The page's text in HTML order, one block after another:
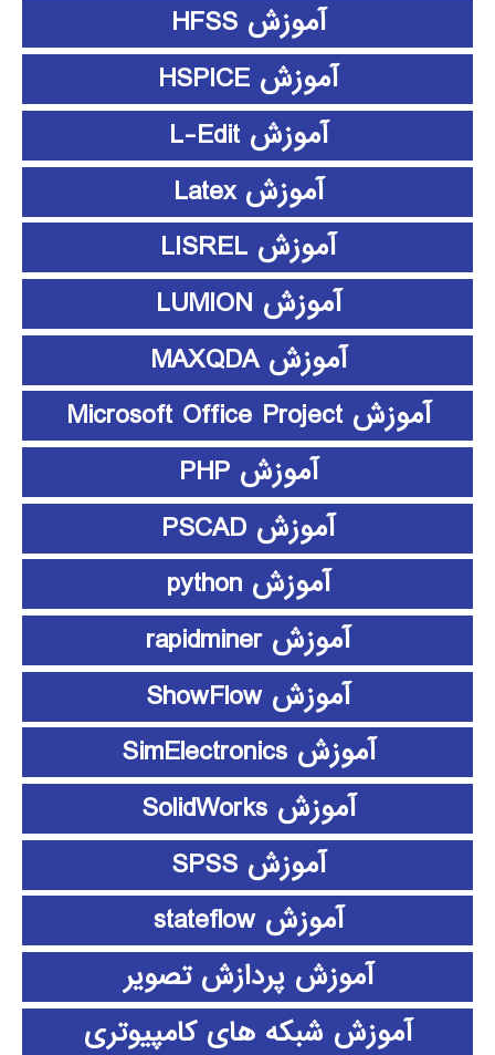
آموزش HFSS
آموزش HSPICE
آموزش L-Edit
آموزش Latex
آموزش LISREL
آموزش LUMION
آموزش MAXQDA
آموزش Microsoft Office Project
آموزش PHP
آموزش PSCAD
آموزش python
آموزش rapidminer
آموزش ShowFlow
آموزش SimElectronics
آموزش SolidWorks
آموزش SPSS
آموزش stateflow
آموزش پردازش تصویر
آموزش شبکه های کامپیوتری